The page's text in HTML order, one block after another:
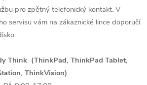
pro zpětný telefonický kontakt. V
servisu vám na zákaznické lince doporučí
Think (ThinkPad, ThinkPad Tablet,
ThinkVision)